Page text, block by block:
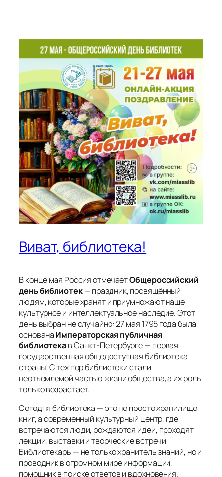
Виват, библиотека!
В конце мая Россия отмечаетОбщероссийский
день библиотек— праздник, посвящённый
людям, которые хранят и приумножают наше
культурное и интеллектуальное наследие. Этот
день выбран не случайно: 27 мая 1795 года была
основана Императорская публичная
библиотекав Санкт-Петербурге — первая
государственная общедоступная библиотека
страны. С тех пор библиотеки стали
неотъемлемой частью жизни общества, а их роль
только возрастает.
Сегодня библиотека — это не просто хранилище
книг, а современный культурный центр, где
встречаются люди, рождаются идеи, проходят
лекции, выставки и творческие встречи.
Библиотекарь — не только хранитель знаний, но и
проводник в огромном мире информации,
помощник в поиске ответов и вдохновения.